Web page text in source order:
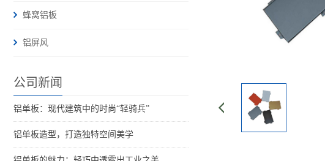
蜂窝铝板
铝屏风
公司新闻
铝单板：现代建筑中的时尚“轻骑兵”
铝单板造型，打造独特空间美学